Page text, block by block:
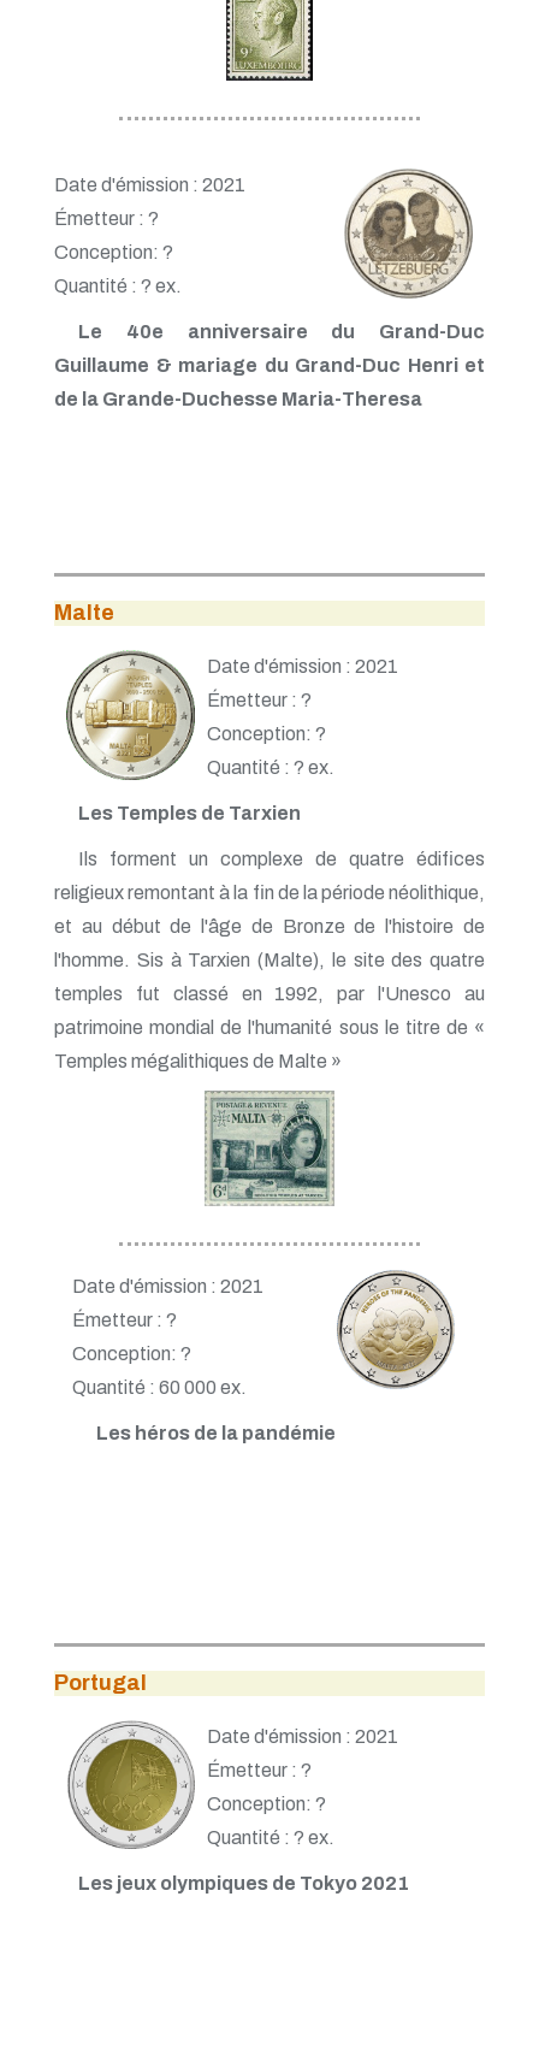
Date d'émission : 2021
Émetteur : ?
Conception: ?
Quantité : ? ex.
Le 40e anniversaire du Grand-Duc
Guillaume & mariage du Grand-Duc Henri et
de la Grande-Duchesse Maria-Theresa
Malte
Date d'émission : 2021
Émetteur : ?
Conception: ?
Quantité : ? ex.
Les Temples de Tarxien
Ils forment un complexe de quatre édifices
religieux remontant à la fin de la période néolithique,
et au début de l'âge de Bronze de l'histoire de
l'homme. Sis à Tarxien (Malte), le site des quatre
temples fut classé en 1992, par l'Unesco au
patrimoine mondial de l'humanité sous le titre de «
Temples mégalithiques de Malte »
Date d'émission : 2021
Émetteur : ?
Conception: ?
Quantité : 60 000 ex.
Les héros de la pandémie
Portugal
Date d'émission : 2021
Émetteur : ?
Conception: ?
Quantité : ? ex.
Les jeux olympiques de Tokyo 2021